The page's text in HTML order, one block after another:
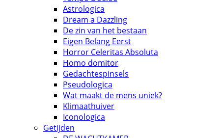
Astrologica
Dream a Dazzling
De zin van het bestaan
Eigen Belang Eerst
Horror Celeritas Absoluta
Homo domitor
Gedachtespinsels
Pseudologica
Wat maakt de mens uniek?
Klimaathuiver
Iconologica
Getijden